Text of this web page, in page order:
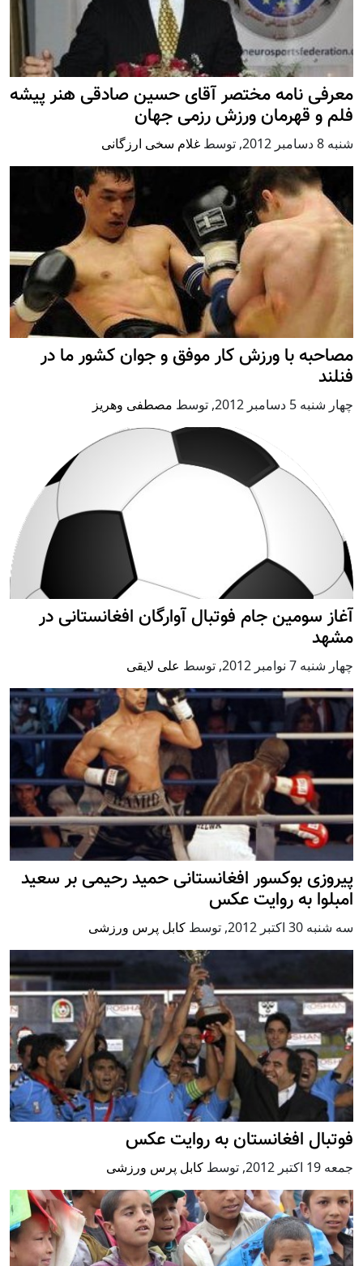
معرفی نامه مختصر آقای حسین صادقی هنر پیشه
فلم و قهرمان ورزش رزمی جهان
شنبه 8 دسامبر 2012 , توسط غلام سخی ارزگانی
مصاحبه با ورزش کار موفق و جوان کشور ما در
فنلند
چهار شنبه 5 دسامبر 2012 , توسط مصطفی وهریز
آغاز سومین جام فوتبال آوارگان افغانستانی در
مشهد
چهار شنبه 7 نوامبر 2012 , توسط علی لایقی
پیروزی بوکسور افغانستانی حمید رحیمی بر سعید
امبلوا به روایت عکس
سه شنبه 30 اكتبر 2012 , توسط کابل پرس ورزشی
فوتبال افغانستان به روایت عکس
جمعه 19 اكتبر 2012 , توسط کابل پرس ورزشی